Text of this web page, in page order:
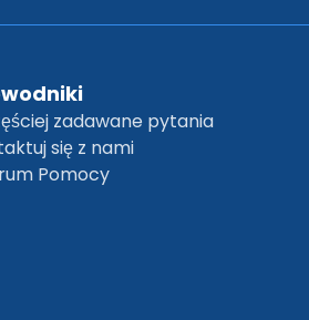
zadawane pytania
się z nami
Pomocy